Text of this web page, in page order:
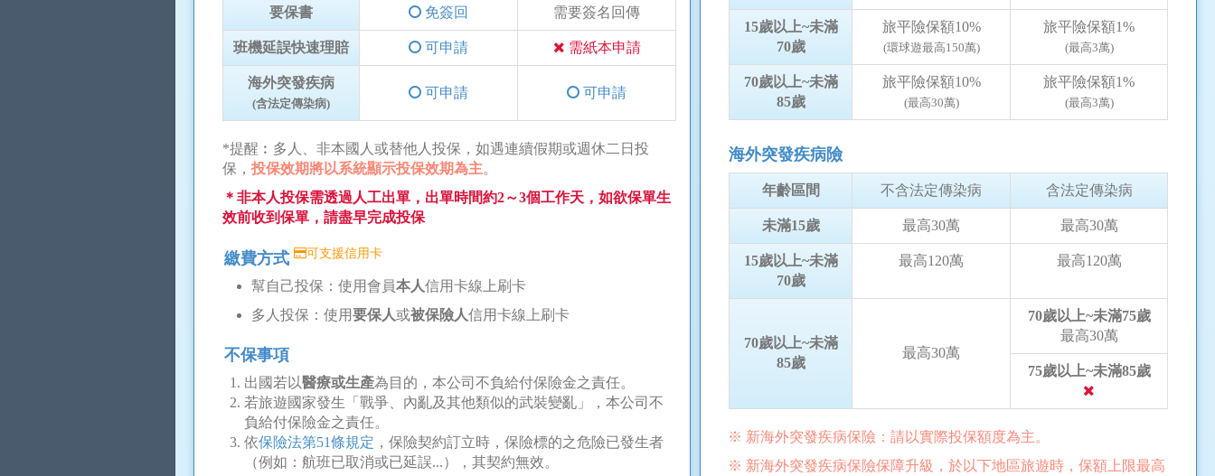
要保書 免簽回 需要簽名回傳
班機延誤快速理賠 可申請 需紙本申請
海外突發疾病
(含法定傳染病)
可申請 可申請
*提醒︰多人、非本國人或替他人投保，如遇連續假期或週休二日投
保， 投保效期將以系統顯示投保效期為主。
＊非本人投保需透過人工出單，出單時間約2～3個工作天，如欲保單生
效前收到保單，請盡早完成投保
繳費方式 可支援信用卡
幫自己投保：使用會員本人信用卡線上刷卡
多人投保：使用要保人或被保險人信用卡線上刷卡
不保事項
出國若以醫療或生產為目的，本公司不負給付保險金之責任。
若旅遊國家發生「戰爭、內亂及其他類似的武裝變亂」，本公司不
負給付保險金之責任。
依保險法第51條規定 ，保險契約訂立時，保險標的之危險已發生者
（例如：航班已取消或已延誤...），其契約無效。
15歲以上~未滿
70歲
旅平險保額10%
(環球遊最高150萬)
旅平險保額1%
(最高3萬)
70歲以上~未滿
85歲
旅平險保額10%
(最高30萬)
旅平險保額1%
(最高3萬)
海外突發疾病險
年齡區間 不含法定傳染病 含法定傳染病
未滿15歲 最高30萬 最高30萬
15歲以上~未滿
70歲
最高120萬 最高120萬
70歲以上~未滿
85歲
最高30萬
70歲以上~未滿75歲
最高30萬
75歲以上~未滿85歲
※ 新海外突發疾病保險：請以實際投保額度為主。
※ 新海外突發疾病保險保障升級，於以下地區旅遊時，保額上限最高